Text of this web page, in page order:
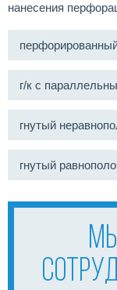
нанесения
г/к с
гнутый
гнутый